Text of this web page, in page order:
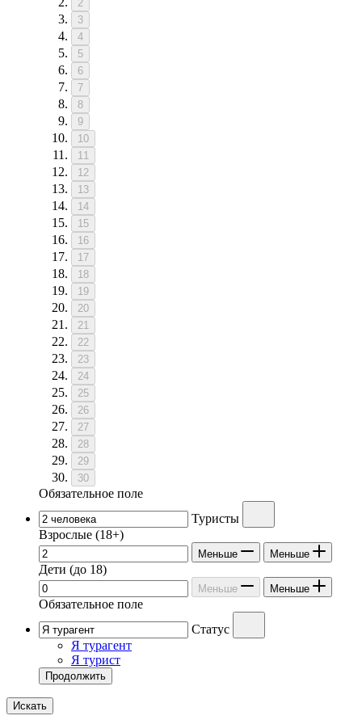
2
3
4
5
6
7
8
9
10
11
12
13
14
15
16
17
18
19
20
21
22
23
24
25
26
27
28
29
30
Обязательное поле
Туристы
Взрослые (18+)
Меньше Меньше
Дети (до 18)
Меньше Меньше
Обязательное поле
Статус
Я турагент
Я турист
Продолжить
Искать